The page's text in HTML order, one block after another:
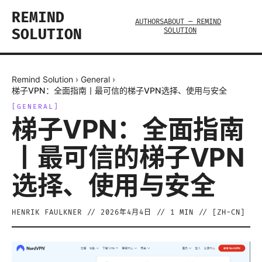
REMIND
SOLUTION
AUTHORSABOUT — REMIND
SOLUTION
Remind Solution › General ›
梯子VPN：全面指南丨最可信的梯子VPN选择、使用与安全
GENERAL
梯子VPN：全面指南
丨最可信的梯子VPN
选择、使用与安全
HENRIK FAULKNER // 2026年4月4日 // 1 MIN // [ ZH-CN